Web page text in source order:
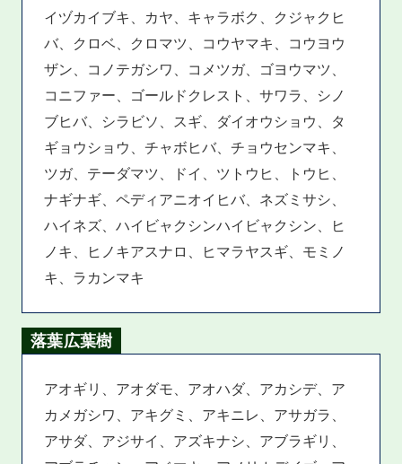
イヅカイブキ、カヤ、キャラボク、クジャクヒ
バ、クロベ、クロマツ、コウヤマキ、コウヨウ
ザン、コノテガシワ、コメツガ、ゴヨウマツ、
コニファー、ゴールドクレスト、サワラ、シノ
ブヒバ、シラビソ、スギ、ダイオウショウ、タ
ギョウショウ、チャボヒバ、チョウセンマキ、
ツガ、テーダマツ、ドイ、ツトウヒ、トウヒ、
ナギナギ、ペディアニオイヒバ、ネズミサシ、
ハイネズ、ハイビャクシンハイビャクシン、ヒ
ノキ、ヒノキアスナロ、ヒマラヤスギ、モミノ
キ、ラカンマキ
落葉広葉樹
アオギリ、アオダモ、アオハダ、アカシデ、ア
カメガシワ、アキグミ、アキニレ、アサガラ、
アサダ、アジサイ、アズキナシ、アブラギリ、